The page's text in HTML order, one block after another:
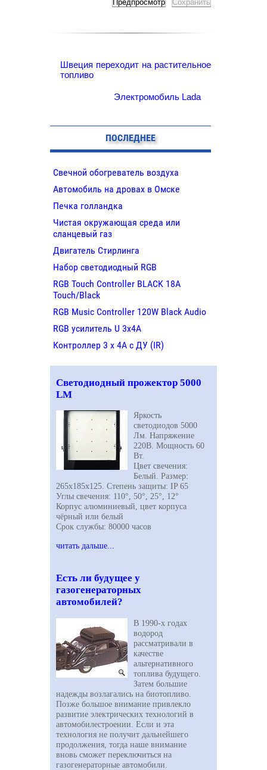
Швеция переходит на растительное
топливо
Электромобиль Lada
ПОСЛЕДНЕЕ
Свечной обогреватель воздуха
Автомобиль на дровах в Омске
Печка голландка
Чистая окружающая среда или
сланцевый газ
Двигатель Стирлинга
Набор светодиодный RGB
RGB Touch Controller BLACK 18A
Touch/Black
RGB Music Controller 120W Black Audio
RGB усилитель U 3х4A
Контроллер 3 х 4А с ДУ (IR)
Светодиодный прожектор 5000
LM
Яркость
светодиодов 5000
Лм. Напряжение
220В. Мощность 60
Вт.
Цвет свечения:
Белый. Размер:
265х185х125. Степень защиты: IP 65
Углы свечения: 110°, 50°, 25°, 12°
Корпус алюминиевый, цвет корпуса
чёрный или белый
Срок службы: 80000 часов
читать дальше...
Есть ли будущее у
газогенераторных
автомобилей?
В 1990-х годах
водород
рассматривали в
качестве
альтернативного
топлива будущего.
Затем большие
надежды возлагались на биотопливо.
Позже большое внимание привлекло
развитие электрических технологий в
автомобилестроении. Если и эта
технология не получит дальнейшего
продолжения, тогда наше внимание
вновь сможет переключиться на
газогенераторные автомобили.